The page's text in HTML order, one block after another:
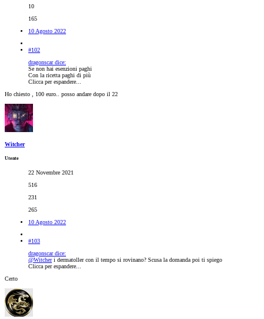
10
165
10 Agosto 2022
#102
dragonscar dice:
Se non hai esenzioni paghi
Con la ricetta paghi di più
Clicca per espandere...
Ho chiesto , 100 euro.. posso andare dopo il 22
Witcher
Utente
22 Novembre 2021
516
231
265
10 Agosto 2022
#103
dragonscar dice:
@Witcheri dermatoller con il tempo si rovinano? Scusa la domanda poi ti spiego
Clicca per espandere...
Certo